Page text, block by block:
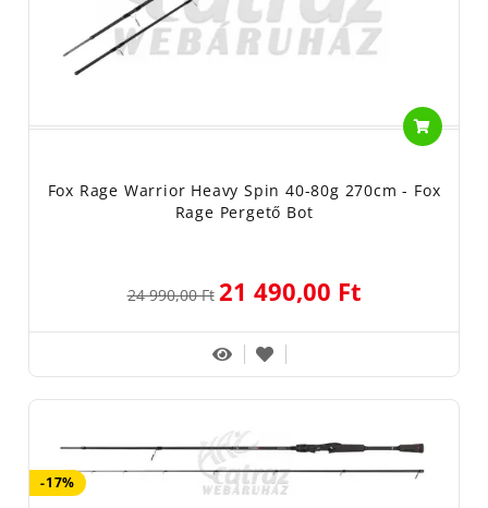
Fox Rage Warrior Heavy Spin 40-80g 270cm - Fox
Rage Pergető Bot
24 990,00 Ft 21 490,00 Ft
-17%